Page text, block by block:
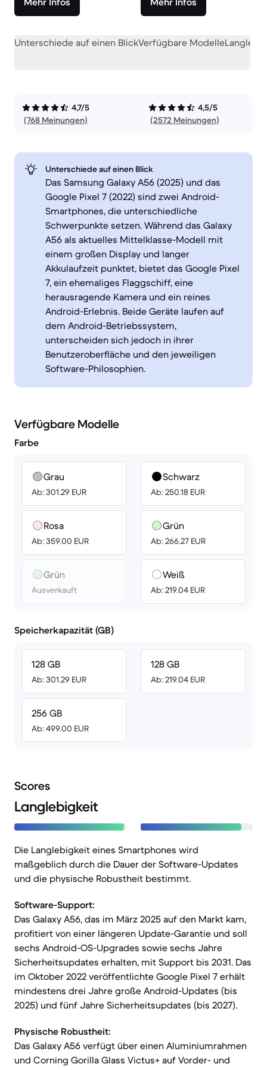
Unterschiede auf einen BlickVerfügbare Modelle
4,7/5
(768 Meinungen)
4,5/5
(2572 Meinungen)
Unterschiede auf einen Blick
Das Samsung Galaxy A56 (2025) und das
Google Pixel 7 (2022) sind zwei Android-
Smartphones, die unterschiedliche
Schwerpunkte setzen. Während das Galaxy
A56 als aktuelles Mittelklasse-Modell mit
einem großen Display und langer
Akkulaufzeit punktet, bietet das Google Pixel
7, ein ehemaliges Flaggschiff, eine
herausragende Kamera und ein reines
Android-Erlebnis. Beide Geräte laufen auf
dem Android-Betriebssystem,
unterscheiden sich jedoch in ihrer
Benutzeroberfläche und den jeweiligen
Software-Philosophien.
Verfügbare Modelle
Farbe
Grau
Ab: 301.29 EUR
Rosa
Ab: 359.00 EUR
Grün
Ausverkauft
Schwarz
Ab: 250.18 EUR
Grün
Ab: 266.27 EUR
Weiß
Ab: 219.04 EUR
Speicherkapazität (GB)
128 GB
Ab: 301.29 EUR
256 GB
Ab: 499.00 EUR
128 GB
Ab: 219.04 EUR
Scores
Langlebigkeit
Die Langlebigkeit eines Smartphones wird
maßgeblich durch die Dauer der Software-Updates
und die physische Robustheit bestimmt.
Software-Support:
Das Galaxy A56, das im März 2025 auf den Markt kam,
profitiert von einer längeren Update-Garantie und soll
sechs Android-OS-Upgrades sowie sechs Jahre
Sicherheitsupdates erhalten, mit Support bis 2031. Das
im Oktober 2022 veröffentlichte Google Pixel 7 erhält
mindestens drei Jahre große Android-Updates (bis
2025) und fünf Jahre Sicherheitsupdates (bis 2027).
Physische Robustheit:
Das Galaxy A56 verfügt über einen Aluminiumrahmen
und Corning Gorilla Glass Victus+ auf Vorder- und